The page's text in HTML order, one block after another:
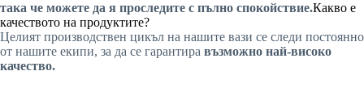
така че можете да я проследите с пълно спокойствие.Какво е
качеството на продуктите?
Целият производствен цикъл на нашите вази се следи постоянно
от нашите екипи, за да се гарантира възможно най-високо
качество.